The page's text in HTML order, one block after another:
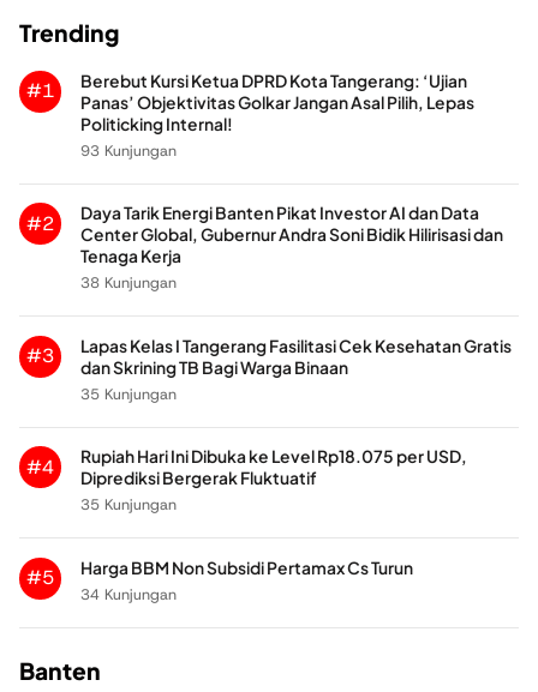
Trending
#1
Berebut Kursi Ketua DPRD Kota Tangerang: ‘Ujian
Panas’ Objektivitas Golkar Jangan Asal Pilih, Lepas
Politicking Internal!
93 Kunjungan
#2
Daya Tarik Energi Banten Pikat Investor AI dan Data
Center Global, Gubernur Andra Soni Bidik Hilirisasi dan
Tenaga Kerja
38 Kunjungan
#3
Lapas Kelas I Tangerang Fasilitasi Cek Kesehatan Gratis
dan Skrining TB Bagi Warga Binaan
35 Kunjungan
#4
Rupiah Hari Ini Dibuka ke Level Rp18.075 per USD,
Diprediksi Bergerak Fluktuatif
35 Kunjungan
#5
Harga BBM Non Subsidi Pertamax Cs Turun
34 Kunjungan
Banten